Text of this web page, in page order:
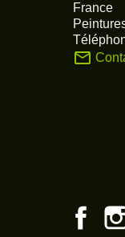
France
mail_outline